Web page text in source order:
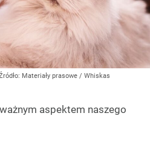
Materiały prasowe / Whiskas
aspektem naszego